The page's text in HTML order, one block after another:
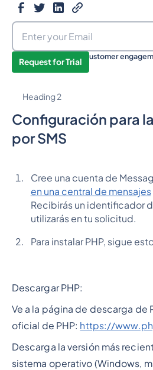
Configuración para
por SMS
Cree una cuenta de
en una central de mensajes
Recibirás un identificador
utilizarás en tu solicitud.
Para instalar PHP, sigue
Descargar PHP:
Ve a la página de descarga de
oficial de PHP: https://
Descarga la versión más
sistema operativo (Windows,
Request for Trial
Boost your sales and customer
now!
Heading 2